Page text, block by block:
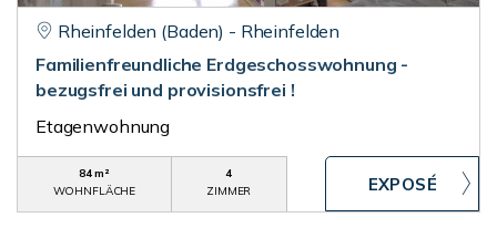
Rheinfelden (Baden) - Rheinfelden
Familienfreundliche Erdgeschosswohnung -
bezugsfrei und provisionsfrei !
Etagenwohnung
84 m²
WOHNFLÄCHE
4
ZIMMER